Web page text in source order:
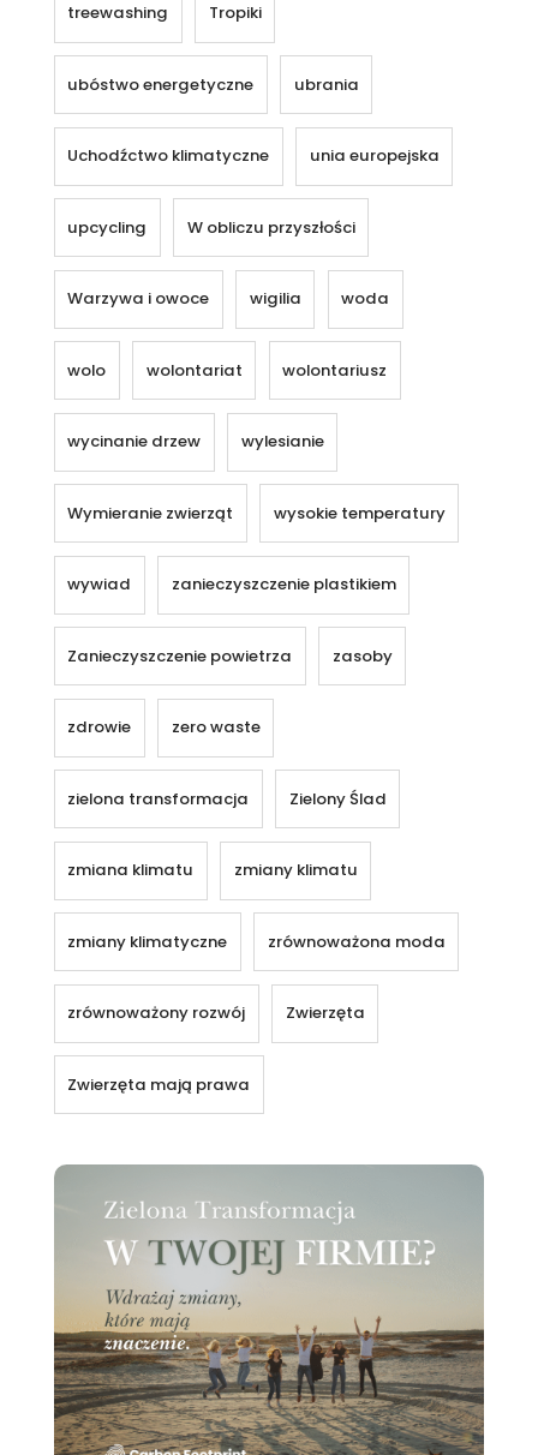
treewashing Tropiki
ubóstwo energetyczne ubrania
Uchodźctwo klimatyczne unia europejska
upcycling W obliczu przyszłości
Warzywa i owoce wigilia woda
wolo wolontariat wolontariusz
wycinanie drzew wylesianie
Wymieranie zwierząt wysokie temperatury
wywiad zanieczyszczenie plastikiem
Zanieczyszczenie powietrza zasoby
zdrowie zero waste
zielona transformacja Zielony Ślad
zmiana klimatu zmiany klimatu
zmiany klimatyczne zrównoważona moda
zrównoważony rozwój Zwierzęta
Zwierzęta mają prawa